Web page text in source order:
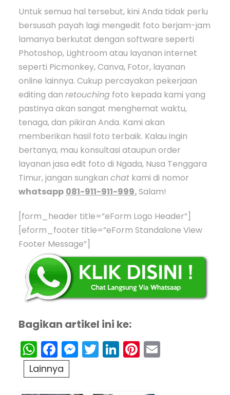
Untuk semua hal tersebut, kini Anda tidak perlu
bersusah payah lagi mengedit foto berjam-jam
lamanya berkutat dengan software seperti
Photoshop, Lightroom atau layanan internet
seperti Picmonkey, Canva, Fotor, layanan
online lainnya. Cukup percayakan pekerjaan
editing danretouching foto kepada kami yang
pastinya akan sangat menghemat waktu,
tenaga, dan pikiran Anda. Kami akan
memberikan hasil foto terbaik. Kalau ingin
bertanya, mau konsultasi ataupun order
layanan jasa edit foto di Ngada, Nusa Tenggara
Timur, jangan sungkanchat kami di nomor
whatsapp 081-911-911-999.Salam!
[form_header title=”eForm Logo Header”]
[eform_footer title=”eForm Standalone View
Footer Message”]
Bagikan artikel ini ke:
WhatsApp
Facebook
Messenger
Twitter
LinkedIn
Pinterest
Lainnya